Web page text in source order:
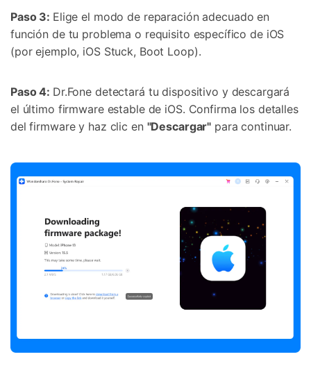
Paso 3: Elige el modo de reparación adecuado en
función de tu problema o requisito específico de iOS
(por ejemplo, iOS Stuck, Boot Loop).
Paso 4: Dr.Fone detectará tu dispositivo y descargará
el último firmware estable de iOS. Confirma los detalles
del firmware y haz clic en "Descargar" para continuar.